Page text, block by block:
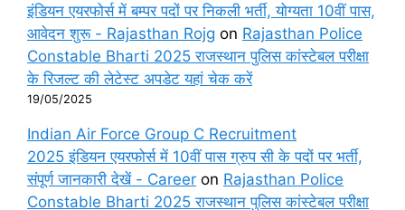
इंडियन एयरफोर्स में बम्पर पदों पर निकली भर्ती, योग्यता 10वीं पास,
आवेदन शुरू - Rajasthan Rojg on Rajasthan Police
Constable Bharti 2025 राजस्थान पुलिस कांस्टेबल परीक्षा
के रिजल्ट की लेटेस्ट अपडेट यहां चेक करें
19/05/2025
Indian Air Force Group C Recruitment
2025 इंडियन एयरफोर्स में 10वीं पास ग्रुप सी के पदों पर भर्ती,
संपूर्ण जानकारी देखें - Career on Rajasthan Police
Constable Bharti 2025 राजस्थान पुलिस कांस्टेबल परीक्षा